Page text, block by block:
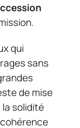
qui
sans
de mise
la solidité